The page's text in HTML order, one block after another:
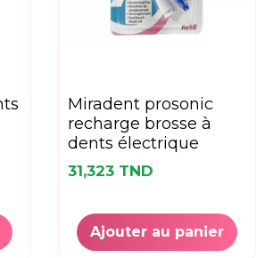
miradent prosonic
recharge brosse à
dents électrique
31,323 TND
Ajouter au panier